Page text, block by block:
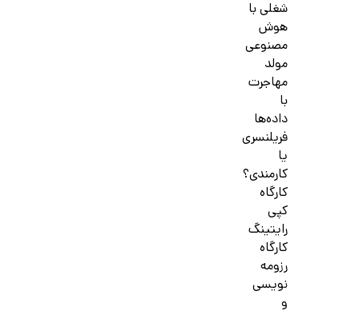
شغلی با
هوش
مصنوعی
مولد
مهاجرت
با
داده‌ها
فریلنسری
یا
کارمندی؟
کارگاه
کپی
رایتینگ
کارگاه
رزومه
نویسی
و